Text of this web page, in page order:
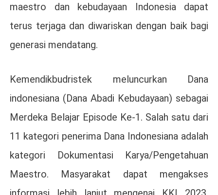
maestro dan kebudayaan Indonesia dapat
terus terjaga dan diwariskan dengan baik bagi
generasi mendatang.
Kemendikbudristek meluncurkan Dana
indonesiana (Dana Abadi Kebudayaan) sebagai
Merdeka Belajar Episode Ke-1. Salah satu dari
11 kategori penerima Dana Indonesiana adalah
kategori Dokumentasi Karya/Pengetahuan
Maestro. Masyarakat dapat mengakses